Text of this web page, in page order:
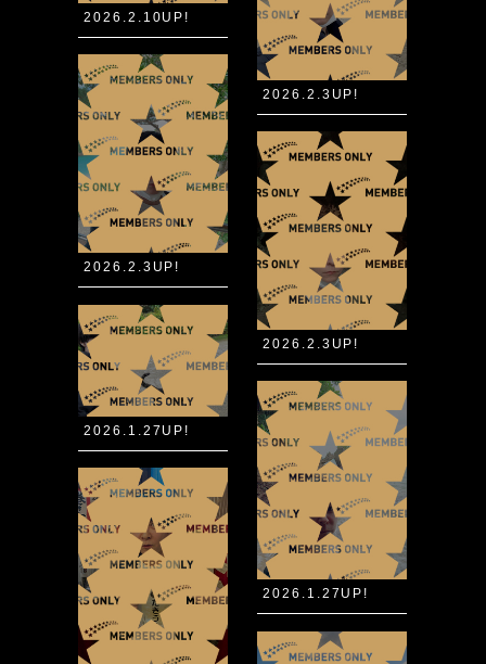
2026.2.10UP!
2026.2.3UP!
2026.2.3UP!
2026.2.3UP!
2026.1.27UP!
2026.1.27UP!